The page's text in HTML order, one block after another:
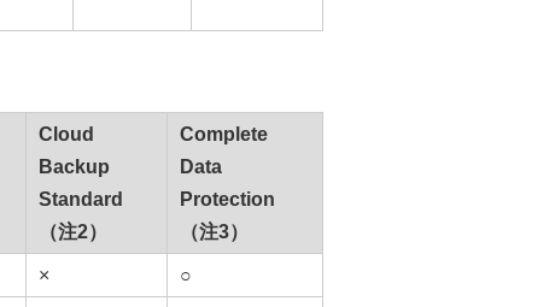
Cloud
Backup
Standard
（注2）
Complete
Data
Protection
（注3）
× ○